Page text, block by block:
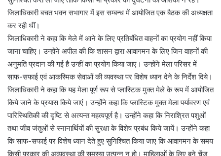
जिलाधिकारी बचत भवन सभागार में इस सम्बन्ध में आयोजित एक बैठक की अध्यक्षता
कर रही थीं।
जिलाधिकारी ने कहा कि मेले में आने के लिए प्रतिबंधित वाहनों का प्रयोग नहीं किया
जाना चाहिए। उन्होंने अपील की कि शासन द्वारा आवागमन के लिए जिन वाहनों की
अनुमति प्रदान की गई है उन्हीं का प्रयोग किया जाए। उन्होंने मेला परिसर में
साफ-सफाई एवं आकस्मिक सेवाओं की व्यवस्था पर विशेष ध्यान देने के निर्देश दिये।
जिलाधिकारी ने कहा कि यह मेला पूर्ण रूप से प्लास्टिक मुक्त मेले के रूप में आयोजित
किये जाने के प्रयास किये जाएं। उन्होंने कहा कि प्लास्टिक मुक्त मेला पर्यावरण एवं
पारिस्थितिकी की दृष्टि से अत्यन्त महत्वपूर्ण है। उन्होंने कहा कि निराश्रित पशुओं
तथा जीव जंतुओं से स्नानार्थियों की सुरक्षा के विशेष प्रबंध किये जायें। उन्होंने कहा
कि साफ-सफाई पर विशेष ध्यान देते हुए सुनिश्चित किया जाए कि आवागमन के समय
किसी प्रकार की अव्यवस्था की समस्या उत्पन्न न हो। माहिलाओं के लिए बने चेंज